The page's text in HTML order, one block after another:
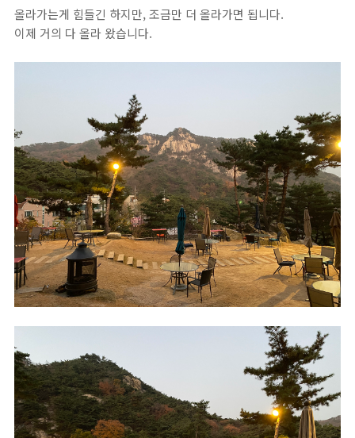
올라가는게 힘들긴 하지만, 조금만 더 올라가면 됩니다.
이제 거의 다 올라 왔습니다.